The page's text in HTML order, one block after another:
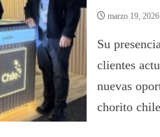
marzo 19, 2026
Su
clientes
nuevas
chorito